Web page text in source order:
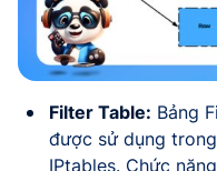
Filter Table: Bảng
được sử dụng
IPtables. Chức